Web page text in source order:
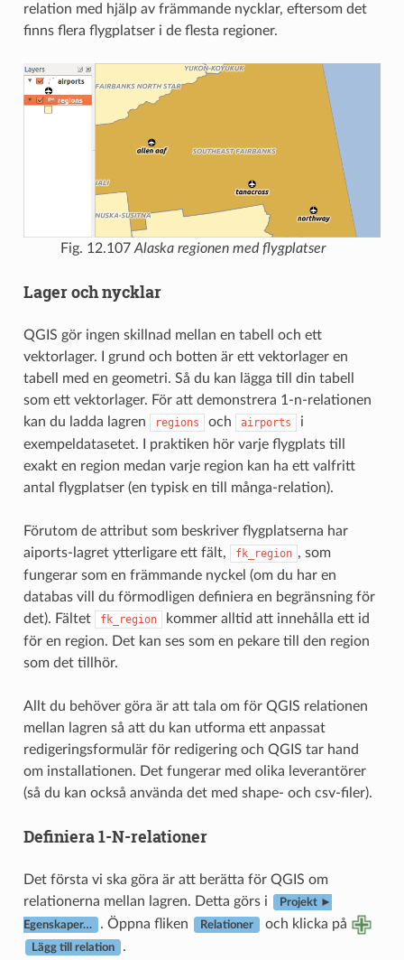
relation med hjälp av främmande nycklar, eftersom det
finns flera flygplatser i de flesta regioner.
Fig. 12.107 Alaska regionen med flygplatser
Lager och nycklar
QGIS gör ingen skillnad mellan en tabell och ett
vektorlager. I grund och botten är ett vektorlager en
tabell med en geometri. Så du kan lägga till din tabell
som ett vektorlager. För att demonstrera 1-n-relationen
kan du ladda lagren
regions och airports
i
exempeldatasetet. I praktiken hör varje flygplats till
exakt en region medan varje region kan ha ett valfritt
antal flygplatser (en typisk en till många-relation).
Förutom de attribut som beskriver flygplatserna har
aiports-lagret ytterligare ett fält,
fk_region , som
fungerar som en främmande nyckel (om du har en
databas vill du förmodligen definiera en begränsning för
det). Fältet
fk_region
kommer alltid att innehålla ett id
för en region. Det kan ses som en pekare till den region
som det tillhör.
Allt du behöver göra är att tala om för QGIS relationen
mellan lagren så att du kan utforma ett anpassat
redigeringsformulär för redigering och QGIS tar hand
om installationen. Det fungerar med olika leverantörer
(så du kan också använda det med shape- och csv-filer).
Definiera 1-N-relationer
Det första vi ska göra är att berätta för QGIS om
relationerna mellan lagren. Detta görs i
Projekt ►
Egenskaper… . Öppna fliken Relationer och klicka på
Lägg till relation .